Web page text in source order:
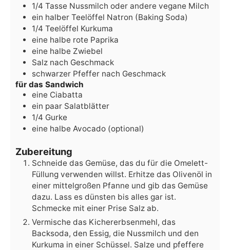
1/4 Tasse Nussmilch oder andere vegane Milch
ein halber Teelöffel Natron (Baking Soda)
1/4 Teelöffel Kurkuma
eine halbe rote Paprika
eine halbe Zwiebel
Salz nach Geschmack
schwarzer Pfeffer nach Geschmack
für das Sandwich
eine Ciabatta
ein paar Salatblätter
1/4 Gurke
eine halbe Avocado (optional)
Zubereitung
Schneide das Gemüse, das du für die Omelett-
Füllung verwenden willst. Erhitze das Olivenöl in
einer mittelgroßen Pfanne und gib das Gemüse
dazu. Lass es dünsten bis alles gar ist.
Schmecke mit einer Prise Salz ab.
Vermische das Kichererbsenmehl, das
Backsoda, den Essig, die Nussmilch und den
Kurkuma in einer Schüssel. Salze und pfeffere